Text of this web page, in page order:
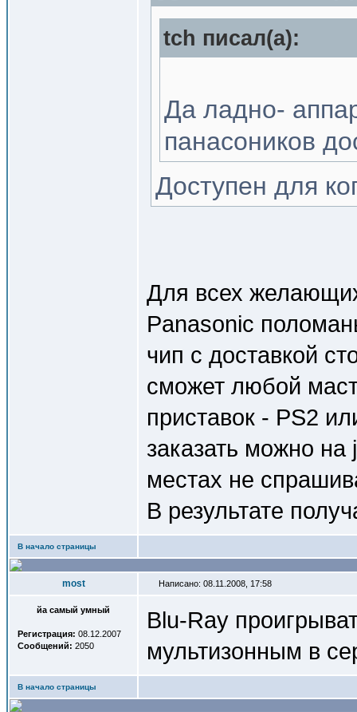
tch писал(a):
Да ладно-
панасоников
Доступен для
Для всех
Panasonic
чип с доставкой
сможет любой
приставок - PS2
заказать можно на
местах не
В результате
В начало страницы
most Написано: 08.11.2008, 17:58
йа самый умный
Регистрация: 08.12.2007
Сообщений: 2050
Blu-Ray
мультизонным в
В начало страницы